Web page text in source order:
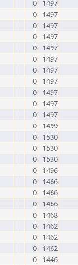
0
1497
0
1497
0
1497
0
1497
0
1497
0
1497
0
1497
0
1497
0
1497
0
1497
0
1497
0
1499
0
1530
0
1530
0
1530
0
1496
0
1466
0
1466
0
1466
0
1468
0
1462
0
1462
0
1462
0
1446